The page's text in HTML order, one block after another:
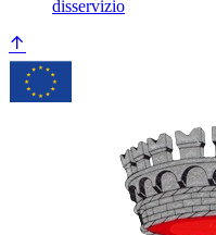
disservizio